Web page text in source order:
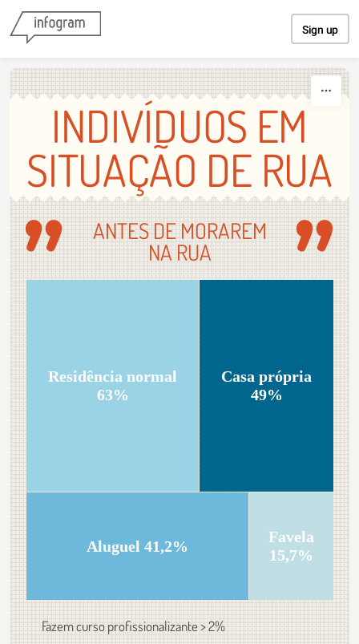
Sign up
INDIVÍDUOS EM
SITUAÇÃO DE RUA
ANTES DE MORAREM
NA RUA
Residência normal
63%
Casa própria
49%
Aluguel 41,2%
Favela
15,7%
Fazem curso profissionalizante > 2%